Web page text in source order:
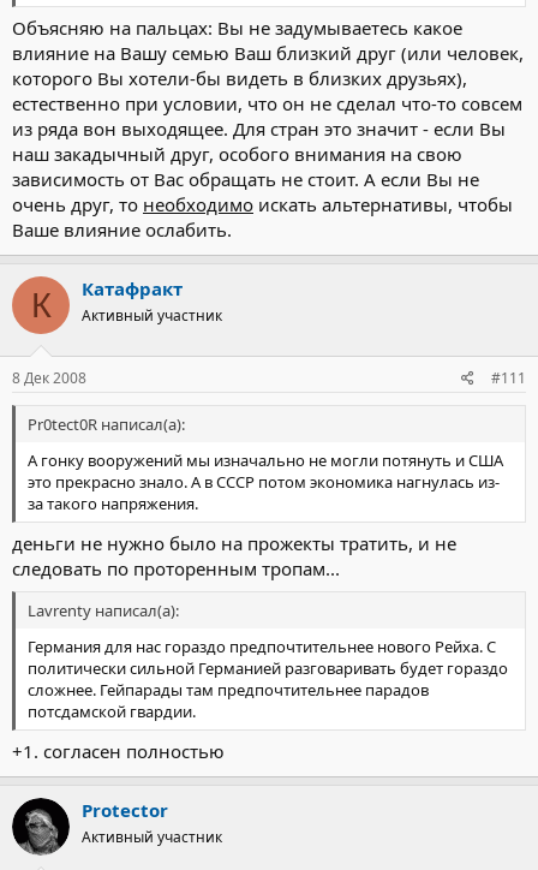
Объясняю на пальцах: Вы не задумываетесь какое
влияние на Вашу семью Ваш близкий друг (или человек,
которого Вы хотели-бы видеть в близких друзьях),
естественно при условии, что он не сделал что-то совсем
из ряда вон выходящее. Для стран это значит - если Вы
наш закадычный друг, особого внимания на свою
зависимость от Вас обращать не стоит. А если Вы не
очень друг, то необходимо искать альтернативы, чтобы
Ваше влияние ослабить.
К Катафракт
Активный участник
8 Дек 2008 #111
Pr0tect0R написал(а):
А гонку вооружений мы изначально не могли потянуть и США
это прекрасно знало. А в СССР потом экономика нагнулась из-
за такого напряжения.
деньги не нужно было на прожекты тратить, и не
следовать по проторенным тропам...
Lavrenty написал(а):
Германия для нас гораздо предпочтительнее нового Рейха. С
политически сильной Германией разговаривать будет гораздо
сложнее. Гейпарады там предпочтительнее парадов
потсдамской гвардии.
+1. согласен полностью
Protector
Активный участник